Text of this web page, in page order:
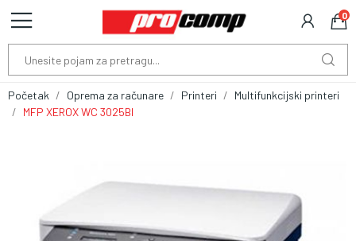
0
Početak Oprema za računare Printeri
Multifunkcijski printeri
MFP XEROX WC 3025BI